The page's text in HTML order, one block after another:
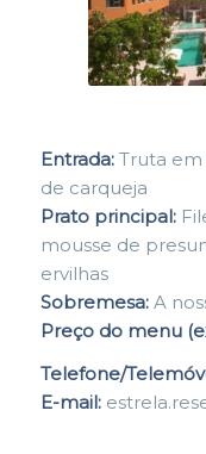
Entrada:Truta em
de carqueja
Prato principal:
mousse de
ervilhas
Sobremesa:A
Preço do menu
Telefone/
E-mail: